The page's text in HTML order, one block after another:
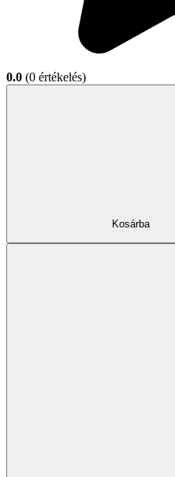
0.0 (0 értékelés)
Kosárba